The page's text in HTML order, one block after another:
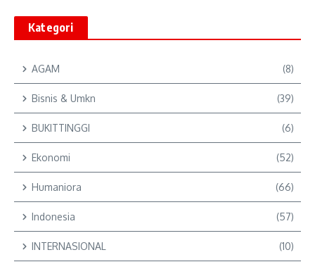
Kategori
AGAM (8)
Bisnis & Umkn (39)
BUKITTINGGI (6)
Ekonomi (52)
Humaniora (66)
Indonesia (57)
INTERNASIONAL (10)